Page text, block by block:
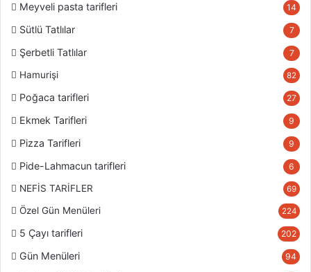
Meyveli pasta tarifleri 14
Sütlü Tatlılar 7
Şerbetli Tatlılar 7
Hamurişi 82
Poğaca tarifleri 27
Ekmek Tarifleri 9
Pizza Tarifleri 9
Pide-Lahmacun tarifleri 6
NEFİS TARİFLER 69
Özel Gün Menüleri 224
5 Çayı tarifleri 202
Gün Menüleri 94